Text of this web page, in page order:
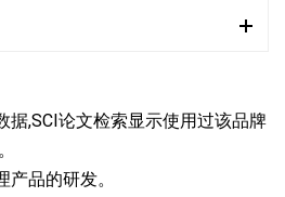
据,SCI论文检索显示使用过该品牌
品的研发。